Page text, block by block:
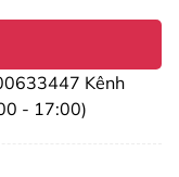
Kênh
- 17:00)